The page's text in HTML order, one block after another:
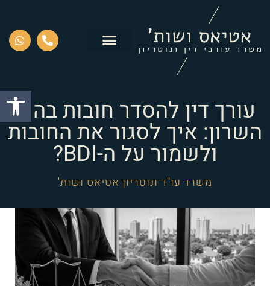
פתח
עורך דין להסדר חובות בהוד
השרון: איך לסגור את החובות
ולשמור על ה-BDI?
משרד עו"ד ונוטריון אטיאס ושות'